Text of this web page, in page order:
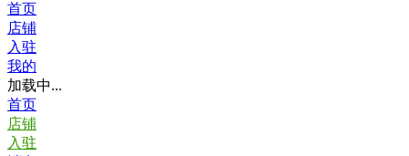
首页
店铺
入驻
我的
加载中...
首页
店铺
入驻